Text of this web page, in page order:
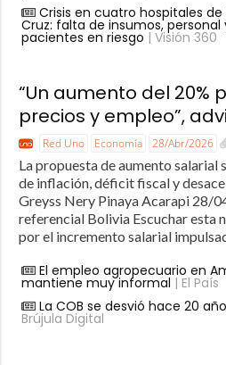
Crisis en cuatro hospitales de
Cruz: falta de insumos,
pacientes en riesgo | Visión 360
“Un aumento del 20%
precios y empleo”,
Red Uno Economía 28/Abr/2026
La propuesta de aumento salarial
de inflación, déficit fiscal y
Greyss Nery Pinaya Acarapi 28/
referencial Bolivia Escuchar esta
por el incremento salarial
El empleo agropecuario en
mantiene muy informal | El País
La COB se desvió hace 20
Brújula Digital